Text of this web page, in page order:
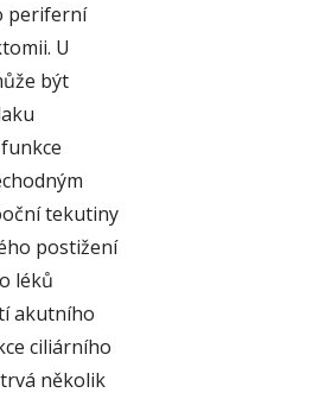
periferní
U
být
tekutiny
postižení
léků
akutního
ciliárního
několik